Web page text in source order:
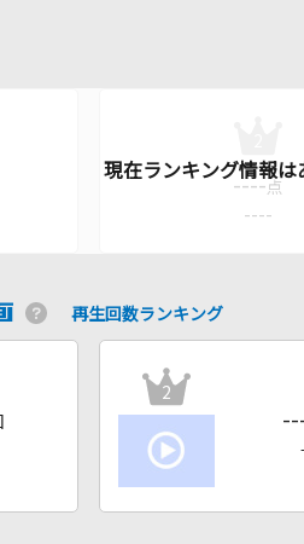
---- 点
----
再生回数ランキング
2